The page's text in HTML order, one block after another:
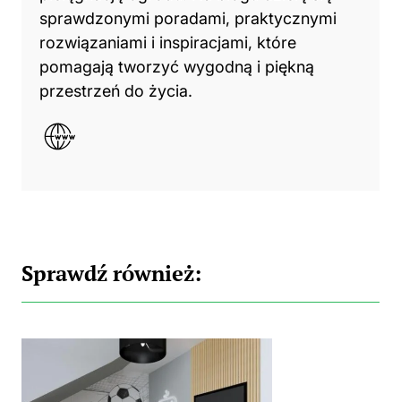
sprawdzonymi poradami, praktycznymi
rozwiązaniami i inspiracjami, które
pomagają tworzyć wygodną i piękną
przestrzeń do życia.
Sprawdź również: